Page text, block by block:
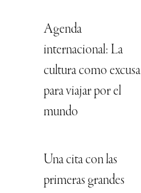
Agenda
internacional: La
cultura como excusa
para viajar por el
mundo
Una cita con las
primeras grandes